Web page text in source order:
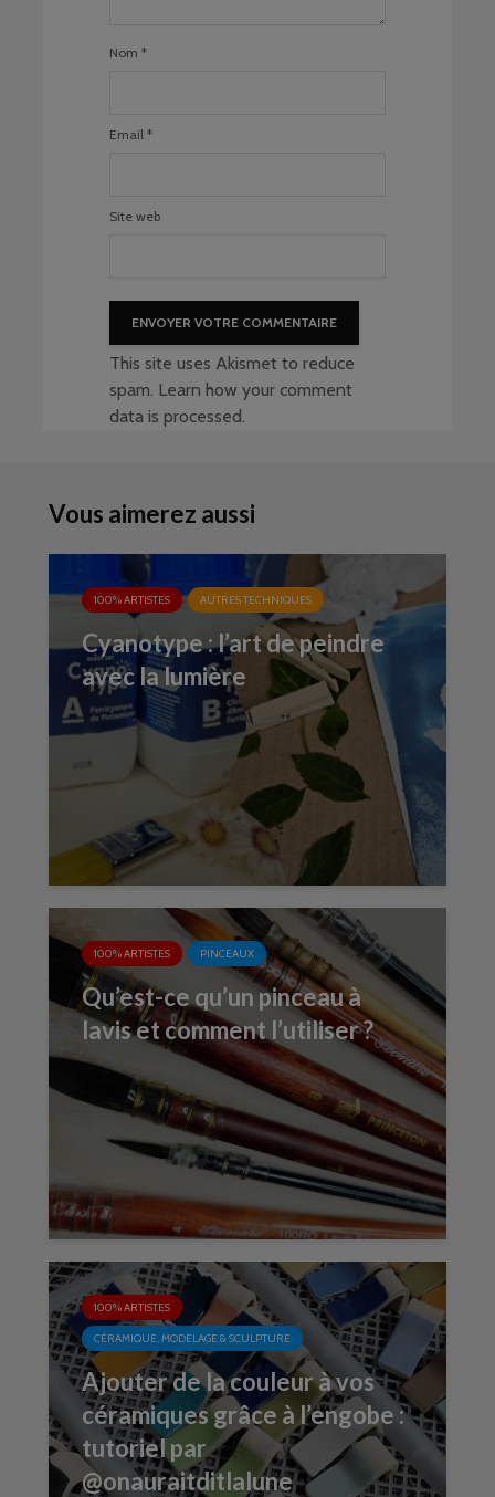
Nom *
Email *
Site web
This site uses Akismet to reduce
spam. Learn how your comment
data is processed.
Vous aimerez aussi
100% ARTISTES AUTRES TECHNIQUES
Cyanotype : l’art de peindre
avec la lumière
100% ARTISTES PINCEAUX
Qu’est-ce qu’un pinceau à
lavis et comment l’utiliser ?
100% ARTISTES
CÉRAMIQUE, MODELAGE & SCULPTURE
Ajouter de la couleur à vos
céramiques grâce à l’engobe :
tutoriel par
@onauraitditlalune